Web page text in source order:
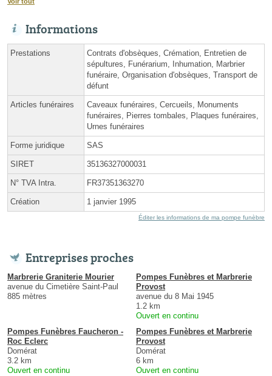
Voir tout
Informations
Prestations
Contrats d'obsèques, Crémation, Entretien de
sépultures, Funérarium, Inhumation, Marbrier
funéraire, Organisation d'obsèques, Transport de
défunt
Articles funéraires
Caveaux funéraires, Cercueils, Monuments
funéraires, Pierres tombales, Plaques funéraires,
Urnes funéraires
Forme juridique SAS
SIRET 35136327000031
N° TVA Intra. FR37351363270
Création 1 janvier 1995
Éditer les informations de ma pompe funèbre
Entreprises proches
Marbrerie Graniterie Mourier
avenue du Cimetière Saint-Paul
885 mètres
Pompes Funèbres et Marbrerie
Provost
avenue du 8 Mai 1945
1.2 km
Ouvert en continu
Pompes Funèbres Faucheron -
Roc Eclerc
Domérat
3.2 km
Ouvert en continu
Pompes Funèbres et Marbrerie
Provost
Domérat
6 km
Ouvert en continu